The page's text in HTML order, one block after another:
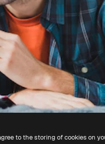
to the storing of cookies on